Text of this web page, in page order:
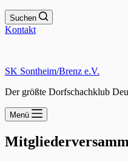
Suchen
Kontakt
SK Sontheim/Brenz e.V.
Der größte Dorfschachklub
Menü